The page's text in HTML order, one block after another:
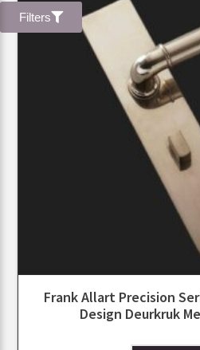
Filters
Frank Allart Precision
Design Deurkruk